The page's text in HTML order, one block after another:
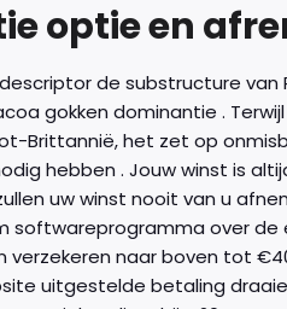
optie en
de substructure
gokken dominantie .
Brittannië, het zet op
hebben . Jouw winst is
uw winst nooit van u
softwareprogramma over
verzekeren naar boven tot
uitgestelde betaling